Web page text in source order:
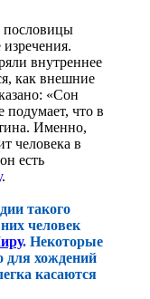
пословицы
внутреннее
как внешние
«Сон
подумает, что в
Именно,
человека в
есть
.
такого
человек
. Некоторые
для хождений
касаются